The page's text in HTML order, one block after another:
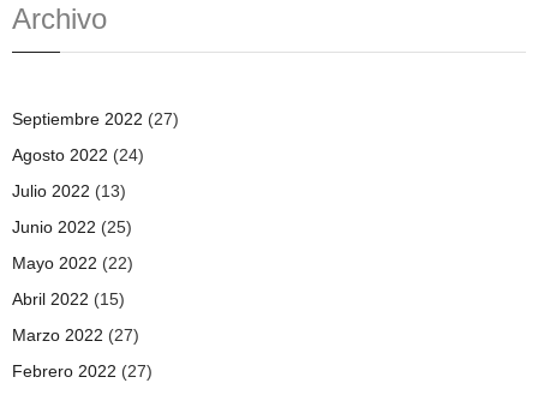
Archivo
Septiembre 2022 (27)
Agosto 2022 (24)
Julio 2022 (13)
Junio 2022 (25)
Mayo 2022 (22)
Abril 2022 (15)
Marzo 2022 (27)
Febrero 2022 (27)